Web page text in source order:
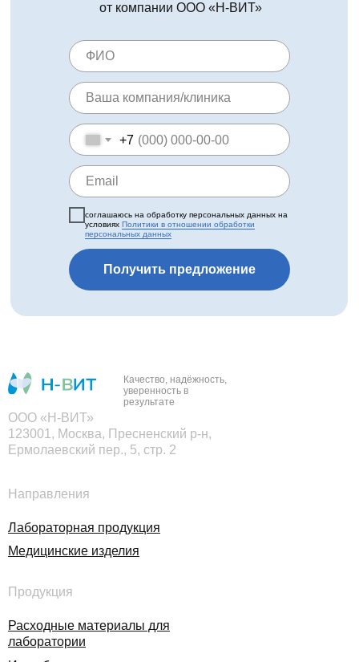
от компании ООО «Н-ВИТ»
+7
соглашаюсь на обработку персональных данных на
условиях Политики в отношении обработки
персональных данных
Получить предложение
Качество, надёжность,
уверенность в
результате
Направления
Медицинские изделия
Расходные материалы для
лаборатории
Продукция
Лабораторная продукция
ООО «Н-ВИТ»
123001, Москва, Пресненский р-н,
Ермолаевский пер., 5, стр. 2